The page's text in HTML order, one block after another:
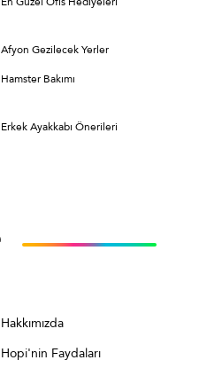
Afyon Gezilecek Yerler
Hamster Bakımı
Erkek Ayakkabı Önerileri
Hakkımızda
Hopi'nin Faydaları